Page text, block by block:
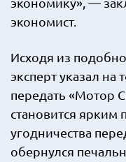
экономист.
Исходя из
эксперт указал на
передать «Мотор
становится ярким
угодничества
обернулся